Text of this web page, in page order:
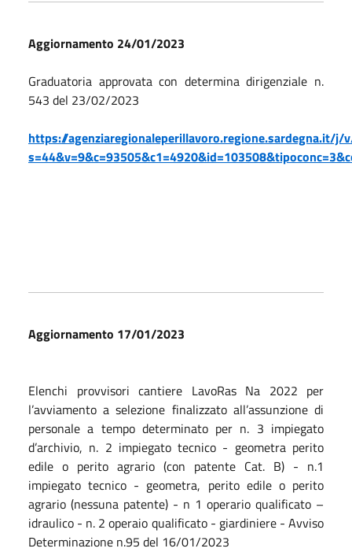
Aggiornamento 24/01/2023
Graduatoria approvata con determina dirigenziale n.
543 del 23/02/2023
https://agenziaregionaleperillavoro.regione.sardegna.it/j/
Aggiornamento 17/01/2023
Elenchi provvisori cantiere LavoRas Na 2022 per
l’avviamento a selezione finalizzato all’assunzione di
personale a tempo determinato per n. 3 impiegato
d’archivio, n. 2 impiegato tecnico - geometra perito
edile o perito agrario (con patente Cat. B) - n.1
impiegato tecnico - geometra, perito edile o perito
agrario (nessuna patente) - n 1 operario qualificato –
idraulico - n. 2 operaio qualificato - giardiniere - Avviso
Determinazione n.95 del 16/01/2023